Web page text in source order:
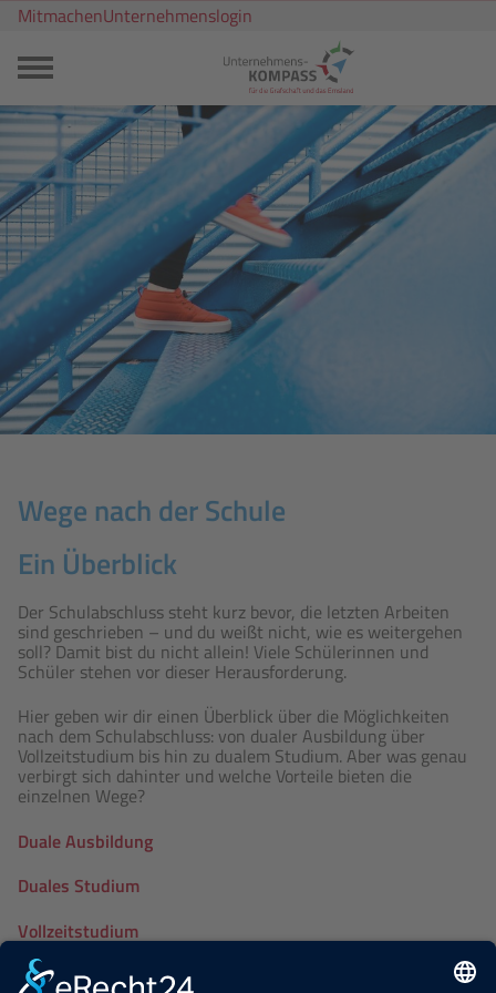
MitmachenUnternehmenslogin
Wege nach der Schule
Ein Überblick
Der Schulabschluss steht kurz bevor, die letzten Arbeiten
sind geschrieben – und du weißt nicht, wie es weitergehen
soll? Damit bist du nicht allein! Viele Schülerinnen und
Schüler stehen vor dieser Herausforderung.
Hier geben wir dir einen Überblick über die Möglichkeiten
nach dem Schulabschluss: von dualer Ausbildung über
Vollzeitstudium bis hin zu dualem Studium. Aber was genau
verbirgt sich dahinter und welche Vorteile bieten die
einzelnen Wege?
Duale Ausbildung
Duales Studium
Vollzeitstudium